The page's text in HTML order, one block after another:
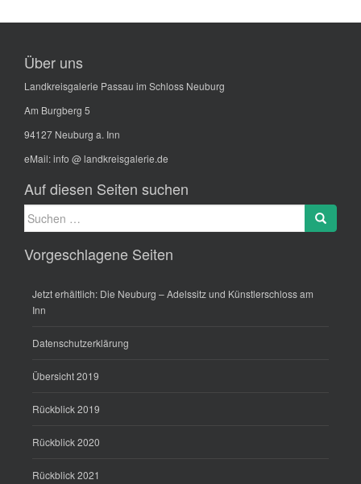
Über uns
Landkreisgalerie Passau im Schloss Neuburg
Am Burgberg 5
94127 Neuburg a. Inn
eMail:info @ landkreisgalerie.de
Auf diesen Seiten suchen
Suche
nach:
Search
Vorgeschlagene Seiten
Jetzt erhältlich: Die Neuburg – Adelssitz und Künstlerschloss am
Inn
Datenschutzerklärung
Übersicht 2019
Rückblick 2019
Rückblick 2020
Rückblick 2021